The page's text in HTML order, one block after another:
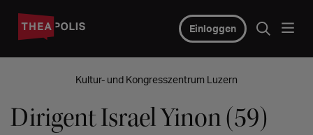
Einloggen
Kultur- und Kongresszentrum Luzern
Dirigent Israel Yinon (59)